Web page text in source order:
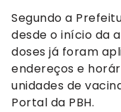
Segundo a
desde o início da
doses já foram
endereços e
unidades de
Portal da PBH.